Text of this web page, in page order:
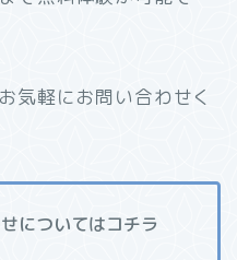
気軽にお問い合わせく
についてはコチラ